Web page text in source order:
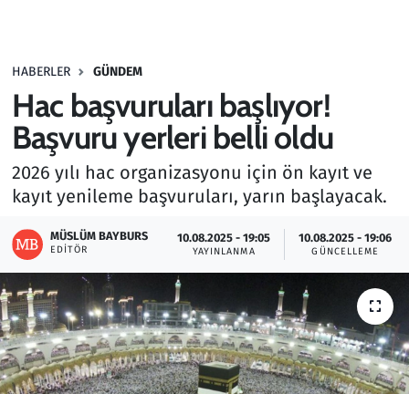
HABERLER GÜNDEM
Hac başvuruları başlıyor!
Başvuru yerleri belli oldu
2026 yılı hac organizasyonu için ön kayıt ve
kayıt yenileme başvuruları, yarın başlayacak.
MÜSLÜM BAYBURS
EDITÖR
10.08.2025 - 19:05
YAYINLANMA
10.08.2025 - 19:06
GÜNCELLEME
Haber
Kültür Sanat
Kurumsal Haberler
Otomobil
Oyun